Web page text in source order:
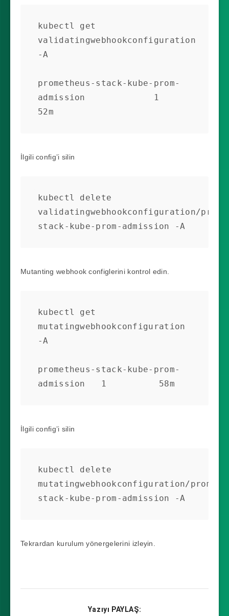
kubectl get
validatingwebhookconfiguration
-A
prometheus-stack-kube-prom-
admission             1
52m
İlgili config’i silin
kubectl delete
validatingwebhookconfiguration/
stack-kube-prom-admission -A
Mutanting webhook configlerini kontrol edin.
kubectl get
mutatingwebhookconfiguration
-A
prometheus-stack-kube-prom-
admission   1          58m
İlgili config’i silin
kubectl delete
mutatingwebhookconfiguration/
stack-kube-prom-admission -A
Tekrardan kurulum yönergelerini izleyin.
Yazıyı PAYLAŞ: